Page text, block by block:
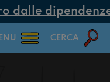
dipendenze
CERCA